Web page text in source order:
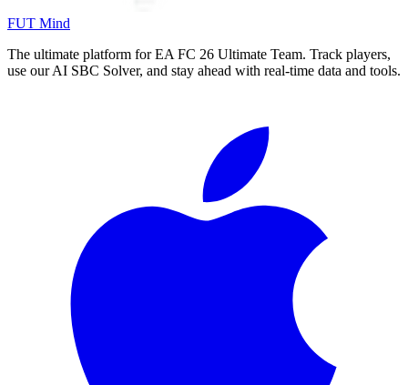
FUT Mind
The ultimate platform for EA FC 26 Ultimate Team. Track players,
use our AI SBC Solver, and stay ahead with real-time data and tools.